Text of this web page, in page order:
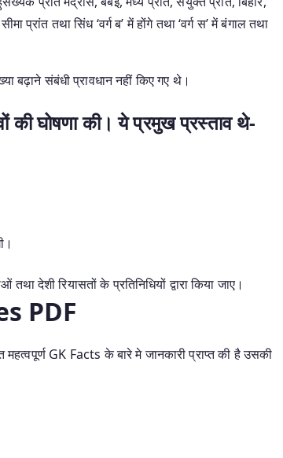
प्रांत तथा सिंध ‘वर्ग ब’ में होंगे तथा ‘वर्ग स’ में बंगाल तथा
बढ़ाने संबंधी प्रावधान नहीं किए गए थे।
घोषणा की। ये प्रमुख प्रस्ताव थे-
देशी रियासतों के प्रतिनिधियों द्वारा किया जाए।
PDF
GK Facts के बारे मे जानकारी प्राप्त की है उसकी